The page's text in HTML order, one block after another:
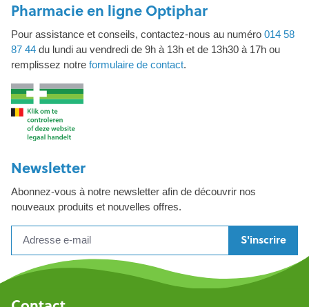
Pharmacie en ligne Optiphar
Pour assistance et conseils, contactez-nous au numéro 014 58
87 44 du lundi au vendredi de 9h à 13h et de 13h30 à 17h ou
remplissez notre formulaire de contact.
Newsletter
Abonnez-vous à notre newsletter afin de découvrir nos
nouveaux produits et nouvelles offres.
S'inscrire